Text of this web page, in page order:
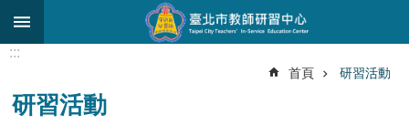
跳到主要內容區塊
搜
尋
:::
首頁 研習活動
研習活動